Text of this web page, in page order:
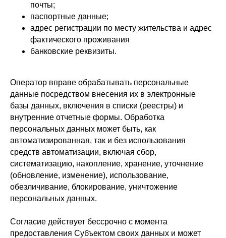
почты;
паспортные данные;
адрес регистрации по месту жительства и адрес
фактического проживания
банковские реквизиты.
Оператор вправе обрабатывать персональные
данные посредством внесения их в электронные
базы данных, включения в списки (реестры) и
внутренние отчетные формы. Обработка
персональных данных может быть, как
автоматизированная, так и без использования
средств автоматизации, включая сбор,
систематизацию, накопление, хранение, уточнение
(обновление, изменение), использование,
обезличивание, блокирование, уничтожение
персональных данных.
Согласие действует бессрочно с момента
предоставления Субъектом своих данных и может